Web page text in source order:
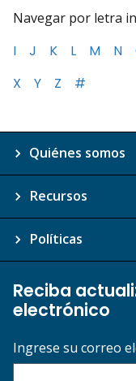
Navegar por letra
I
J K L M N
X
Y Z #
Quiénes somos
Recursos
Políticas
Reciba
electrónico
Ingrese su correo